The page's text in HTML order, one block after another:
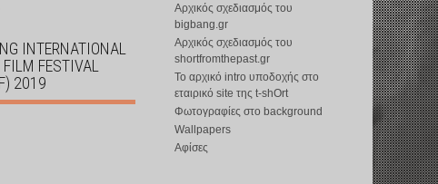
INTERNATIONAL
FESTIVAL
2019
Αρχικός σχεδιασμός του
bigbang.gr
Αρχικός σχεδιασμός του
shortfromthepast.gr
Το αρχικό intro υποδοχής στο
εταιρικό site της t-shOrt
Φωτογραφίες στο background
Wallpapers
Αφίσες